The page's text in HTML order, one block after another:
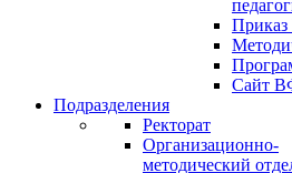
Сайт
Подразделения
Ректорат
Организационно-
методический